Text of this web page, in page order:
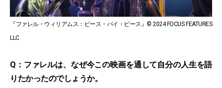
『ファレル・ウィリアムス：ピース・バイ・ピース』© 2024 FOCUS FEATURES
LLC
Q：ファレルは、なぜ今この映画を通して自分の人生を語
りたかったのでしょうか。